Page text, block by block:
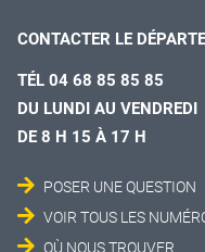
CONTACTER LE
TÉL 04 68 85 85 85
DU LUNDI AU VENDREDI
DE 8 H 15 À 17 H
POSER UNE QUESTION
VOIR TOUS LES
OÙ NOUS TROUVER